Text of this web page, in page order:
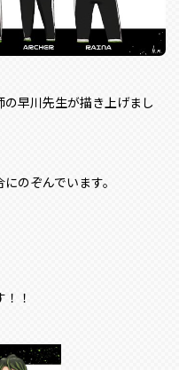
早川先生が描き上げまし
のぞんでいます。
！